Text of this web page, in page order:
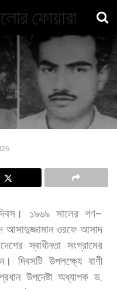
১৯৬৯ সালের গণ–
আসাদুজ্জামান ওরফে আসাদ
স্বাধীনতা সংগ্রামের
দিবসটি উপলক্ষ্যে বাণী
উপদেষ্টা অধ্যাপক ড.